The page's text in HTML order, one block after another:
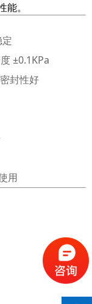
。
定
±0.1KPa
封性好
用